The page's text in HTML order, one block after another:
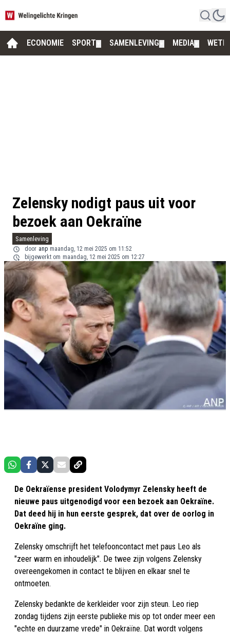
ECONOMIE SPORT SAMENLEVING MEDIA
Zelensky nodigt paus uit voor
bezoek aan Oekraïne
Samenleving
door anp maandag, 12 mei 2025 om 11:52
bijgewerkt om maandag, 12 mei 2025 om 12:27
De Oekraïense president Volodymyr Zelensky heeft de
nieuwe paus uitgenodigd voor een bezoek aan Oekraïne.
Dat deed hij in hun eerste gesprek, dat over de oorlog in
Oekraïne ging.
Zelensky omschrijft het telefooncontact met paus Leo als
"zeer warm en inhoudelijk". De twee zijn volgens Zelensky
overeengekomen in contact te blijven en elkaar snel te
ontmoeten.
Zelensky bedankte de kerkleider voor zijn steun. Leo riep
zondag tijdens zijn eerste publieke mis op tot onder meer een
"echte en duurzame vrede" in Oekraïne. Dat wordt volgens